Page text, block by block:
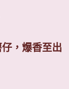
，爆香至出